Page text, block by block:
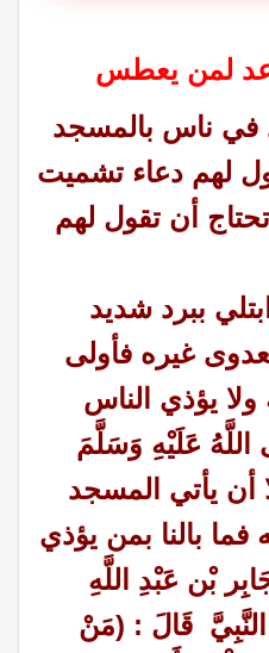
لمن يعطس
في ناس بالمسجد
لهم دعاء تشميت
أن تقول لهم
ببرد شديد
غيره فأولى
يؤذي الناس
اللَّهُ عَلَيْهِ وَسَلَّمَ
أن يأتي المسجد
فما بالنا بمن يؤذي
بْن عَبْدِ اللَّهِ
قَالَ : (مَنْ